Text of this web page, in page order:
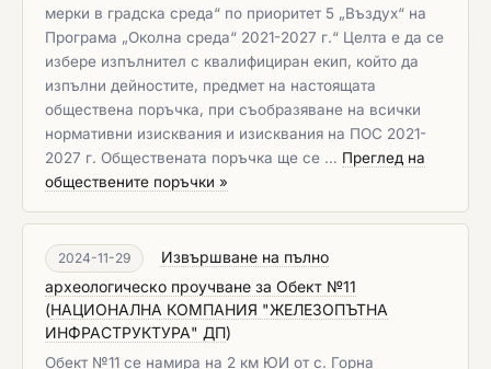
мерки в градска среда“ по приоритет 5 „Въздух“ на
Програма „Околна среда“ 2021-2027 г.“ Целта е да се
избере изпълнител с квалифициран екип, който да
изпълни дейностите, предмет на настоящата
обществена поръчка, при съобразяване на всички
нормативни изисквания и изисквания на ПОС 2021-
2027 г. Обществената поръчка ще се … Преглед на
обществените поръчки »
2024-11-29
Извършване на пълно
археологическо проучване за Обект №11
(НАЦИОНАЛНА КОМПАНИЯ "ЖЕЛЕЗОПЪТНА
ИНФРАСТРУКТУРА" ДП)
Обект №11 се намира на 2 км ЮИ от с. Горна